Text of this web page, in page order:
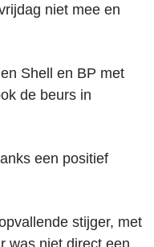
niet mee en
Shell en BP met
de beurs in
een positief
stijger, met
was niet direct een